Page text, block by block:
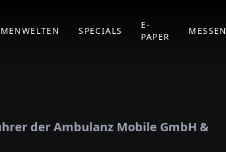
SPECIALS
E-
PAPER
MESSEN
der Ambulanz Mobile GmbH &